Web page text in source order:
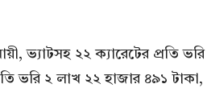
ভ্যাটসহ ২২ ক্যারেটের প্রতি ভরি
ভরি ২ লাখ ২২ হাজার ৪৯১